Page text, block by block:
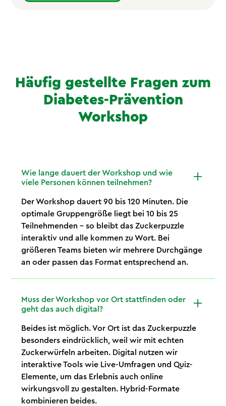
Häufig gestellte Fragen zum
Diabetes-Prävention
Workshop
Wie lange dauert der Workshop und wie
viele Personen können teilnehmen?
Der Workshop dauert 90 bis 120 Minuten. Die
optimale Gruppengröße liegt bei 10 bis 25
Teilnehmenden – so bleibt das Zuckerpuzzle
interaktiv und alle kommen zu Wort. Bei
größeren Teams bieten wir mehrere Durchgänge
an oder passen das Format entsprechend an.
Muss der Workshop vor Ort stattfinden oder
geht das auch digital?
Beides ist möglich. Vor Ort ist das Zuckerpuzzle
besonders eindrücklich, weil wir mit echten
Zuckerwürfeln arbeiten. Digital nutzen wir
interaktive Tools wie Live-Umfragen und Quiz-
Elemente, um das Erlebnis auch online
wirkungsvoll zu gestalten. Hybrid-Formate
kombinieren beides.